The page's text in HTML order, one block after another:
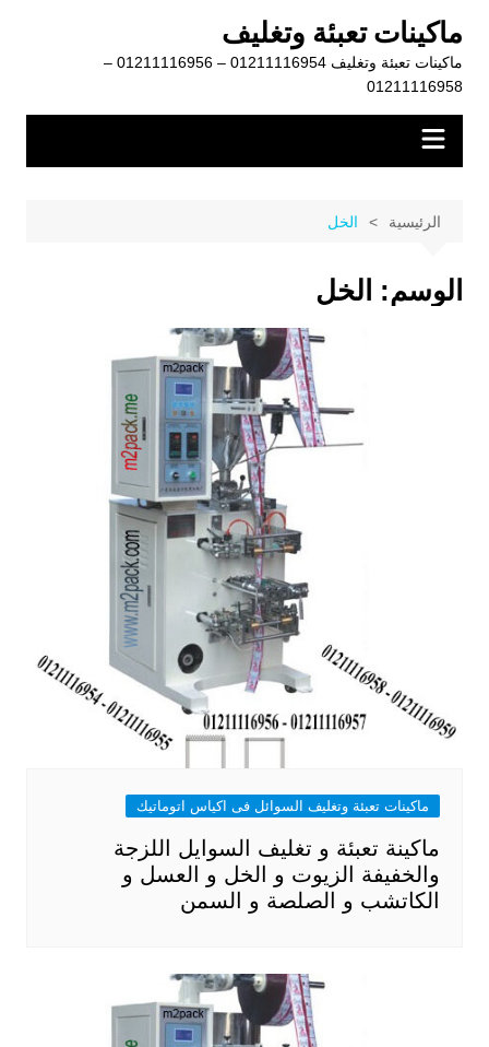
المحتوى
ماكينات تعبئة وتغليف
ماكينات تعبئة وتغليف 01211116954 – 01211116956 –
01211116958
الرئيسية الخل
الوسم: الخل
ماكينات تعبئة وتغليف السوائل فى اكياس اتوماتيك
ماكينة تعبئة و تغليف السوايل اللزجة
والخفيفة الزيوت و الخل و العسل و
الكاتشب و الصلصة و السمن